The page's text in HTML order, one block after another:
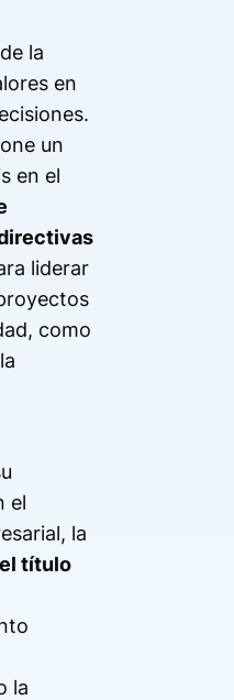
la
en
un
en el
liderar
como
el
la
título
la